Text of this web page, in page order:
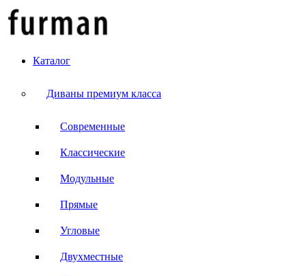
Каталог
Диваны премиум класса
Современные
Классические
Модульные
Прямые
Угловые
Двухместные